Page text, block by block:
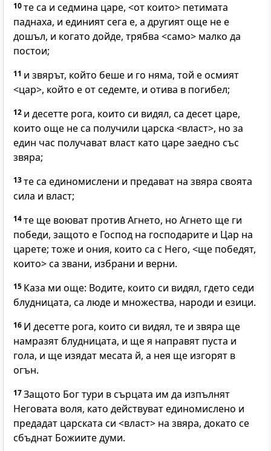
10те са и седмина царе, <от които> петимата
паднаха, и единият сега е, а другият още не е
дошъл, и когато дойде, трябва <само> малко да
постои;
11 и звярът, който беше и го няма, той е осмият
<цар>, който е от седемте, и отива в погибел;
12 и десетте рога, които си видял, са десет царе,
които още не са получили царска <власт>, но за
един час получават власт като царе заедно със
звяра;
13те са единомислени и предават на звяра своята
сила и власт;
14те ще воюват против Агнето, но Агнето ще ги
победи, защото е Господ на господарите и Цар на
царете; тоже и ония, които са с Него, <ще победят,
които> са звани, избрани и верни.
15 Каза ми още: Водите, които си видял, гдето седи
блудницата, са люде и множества, народи и езици.
16 И десетте рога, които си видял, те и звяра ще
намразят блудницата, и ще я направят пуста и
гола, и ще изядат месата й, а нея ще изгорят в
огън.
17Защото Бог тури в сърцата им да изпълнят
Неговата воля, като действуват единомислено и
предадат царската си <власт> на звяра, докато се
сбъднат Божиите думи.